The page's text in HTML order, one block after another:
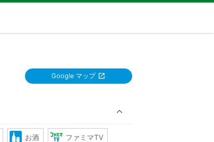
Google マップ
お酒 ファミマTV